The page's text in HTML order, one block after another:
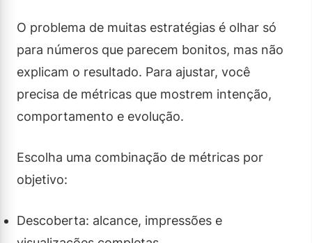
O problema de muitas estratégias é olhar só
para números que parecem bonitos, mas não
explicam o resultado. Para ajustar, você
precisa de métricas que mostrem intenção,
comportamento e evolução.
Escolha uma combinação de métricas por
objetivo:
Descoberta: alcance, impressões e